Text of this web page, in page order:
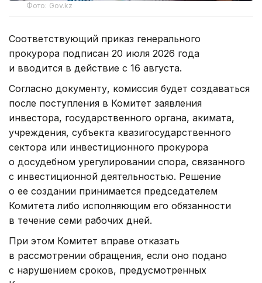
Фото: Gov.kz
Соответствующий приказ генерального
прокурора подписан 20 июля 2026 года
и вводится в действие с 16 августа.
Согласно документу, комиссия будет создаваться
после поступления в Комитет заявления
инвестора, государственного органа, акимата,
учреждения, субъекта квазигосударственного
сектора или инвестиционного прокурора
о досудебном урегулировании спора, связанного
с инвестиционной деятельностью. Решение
о ее создании принимается председателем
Комитета либо исполняющим его обязанности
в течение семи рабочих дней.
При этом Комитет вправе отказать
в рассмотрении обращения, если оно подано
с нарушением сроков, предусмотренных